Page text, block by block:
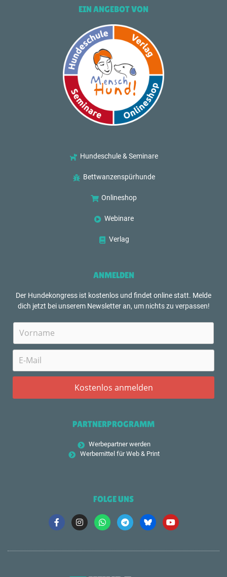
EIN ANGEBOT VON
Hundeschule & Seminare
Bettwanzenspürhunde
Onlineshop
Webinare
Verlag
ANMELDEN
Der Hundekongress ist kostenlos und findet online statt. Melde
dich jetzt bei unserem Newsletter an, um nichts zu verpassen!
PARTNERPROGRAMM
Werbepartner werden
Werbemittel für Web & Print
FOLGE UNS